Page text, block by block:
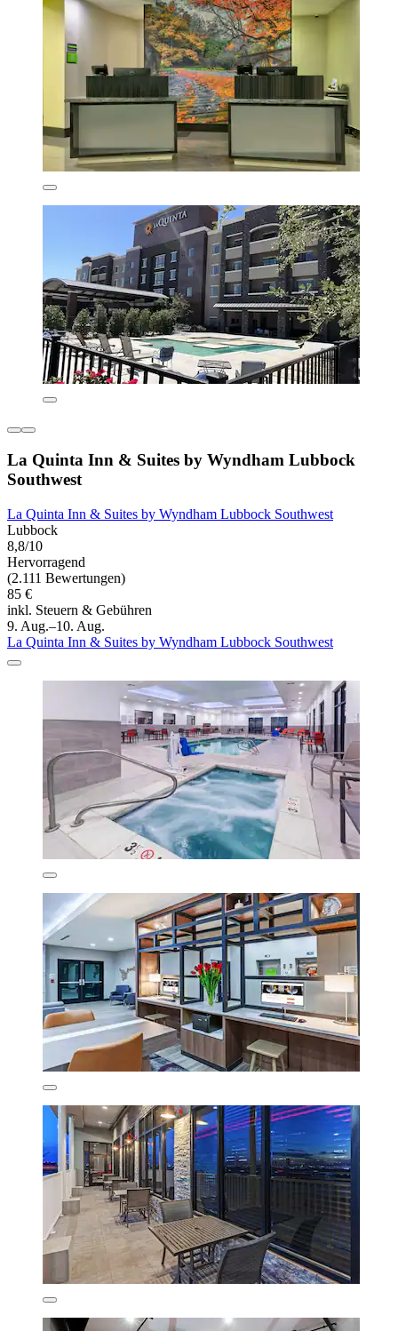
La Quinta Inn & Suites by Wyndham Lubbock
Southwest
La Quinta Inn & Suites by Wyndham Lubbock Southwest
Lubbock
8,8/10
Hervorragend
(2.111 Bewertungen)
85 €
inkl. Steuern & Gebühren
9. Aug.–10. Aug.
La Quinta Inn & Suites by Wyndham Lubbock Southwest